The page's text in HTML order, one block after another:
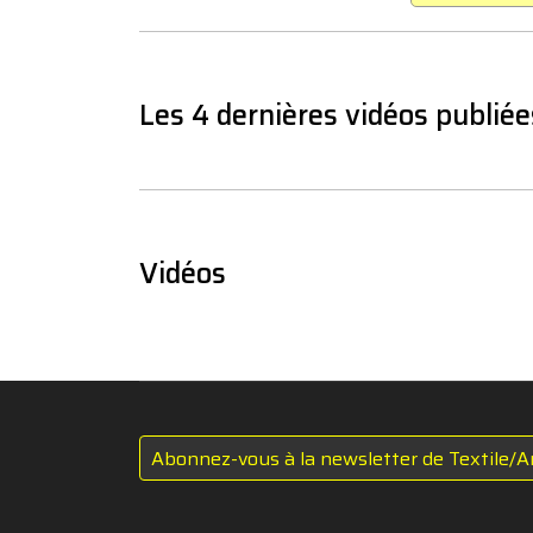
Les 4 dernières vidéos
Vidéos
Abonnez-vous à la newsletter de Textile/